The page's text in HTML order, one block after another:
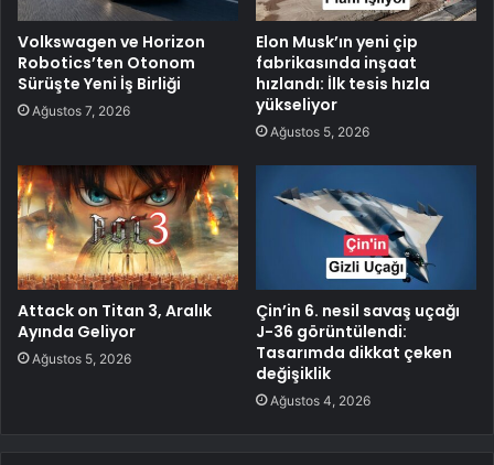
Volkswagen ve Horizon
Robotics’ten Otonom
Sürüşte Yeni İş Birliği
Ağustos 7, 2026
Elon Musk’ın yeni çip
fabrikasında inşaat
hızlandı: İlk tesis hızla
yükseliyor
Ağustos 5, 2026
Attack on Titan 3, Aralık
Ayında Geliyor
Ağustos 5, 2026
Çin’in 6. nesil savaş uçağı
J-36 görüntülendi:
Tasarımda dikkat çeken
değişiklik
Ağustos 4, 2026